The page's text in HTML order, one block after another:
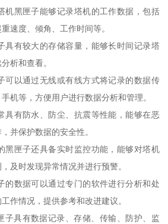
机黑匣子能够记录塔机的工作数据，包括
速度、倾角、工作时间等。
具有较大的存储容量，能够长时间记录塔
析和查看。
可以通过无线或有线方式将记录的数据传
机等，方便用户进行数据分析和管理。
具有防水、防尘、抗震等性能，能够在恶
并保护数据的安全性。
黑匣子还具备实时监控功能，能够对塔机
及时发现异常情况并进行预警。
的数据可以通过专门的软件进行分析和处
作情况，提供参考和改进建议。
子具有数据记录、存储、传输、防护、监